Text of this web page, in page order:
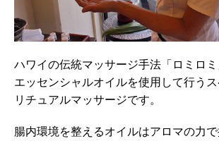
ハワイの伝統マッサージ手法「ロミロミ
エッセンシャルオイルを使用して行う
リチュアルマッサージです。
腸内環境を整えるオイルはアロマの力